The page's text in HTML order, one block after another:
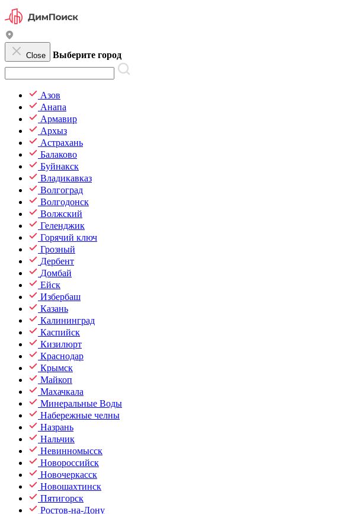
Close Выберите город
Азов
Анапа
Армавир
Архыз
Астрахань
Балаково
Буйнакск
Владикавказ
Волгоград
Волгодонск
Волжский
Геленджик
Горячий ключ
Грозный
Дербент
Домбай
Ейск
Избербаш
Казань
Калининград
Каспийск
Кизилюрт
Краснодар
Крымск
Майкоп
Махачкала
Минеральные Воды
Набережные челны
Назрань
Нальчик
Невинномысск
Новороссийск
Новочеркасск
Новошахтинск
Пятигорск
Ростов-на-Дону